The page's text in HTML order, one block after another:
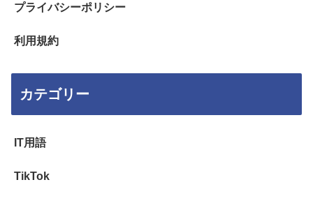
プライバシーポリシー
利用規約
カテゴリー
IT用語
TikTok